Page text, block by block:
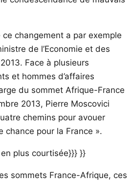
ce changement a par exemple
de l’Economie et des
Face à plusieurs
et hommes d’affaires
du sommet Afrique-France
2013, Pierre Moscovici
chemins pour avouer
chance pour la France ».
plus courtisée}}} }}
sommets France-Afrique, ces